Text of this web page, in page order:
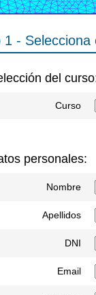
1 -
del
Curso
personales:
Nombre
Apellidos
DNI
Email